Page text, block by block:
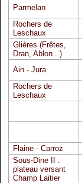
Parmelan
Rochers de
Leschaux
Glières (Frêtes,
Dran, Ablon...)
Ain - Jura
Rochers de
Leschaux
Flaine - Carroz
Sous-Dine II :
plateau versant
Champ Laitier